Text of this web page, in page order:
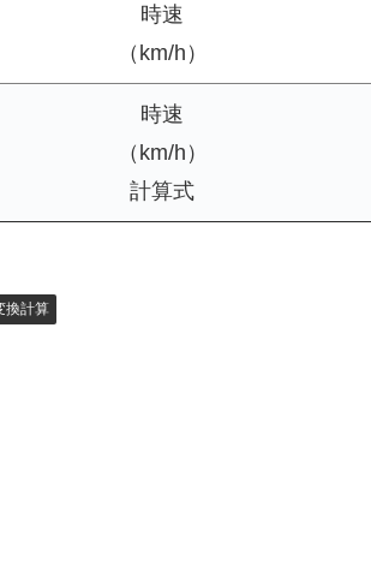
時速
（km/h）
時速
（km/h）
計算式
換計算